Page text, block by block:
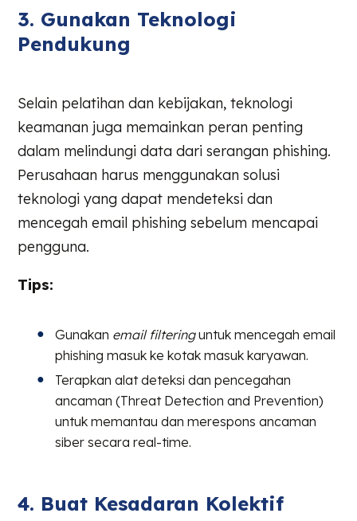
3. Gunakan Teknologi
Pendukung
Selain pelatihan dan kebijakan, teknologi
keamanan juga memainkan peran penting
dalam melindungi data dari serangan phishing.
Perusahaan harus menggunakan solusi
teknologi yang dapat mendeteksi dan
mencegah email phishing sebelum mencapai
pengguna.
Tips:
Gunakan email filteringuntuk mencegah email
phishing masuk ke kotak masuk karyawan.
Terapkan alat deteksi dan pencegahan
ancaman (Threat Detection and Prevention)
untuk memantau dan merespons ancaman
siber secara real-time.
4. Buat Kesadaran Kolektif